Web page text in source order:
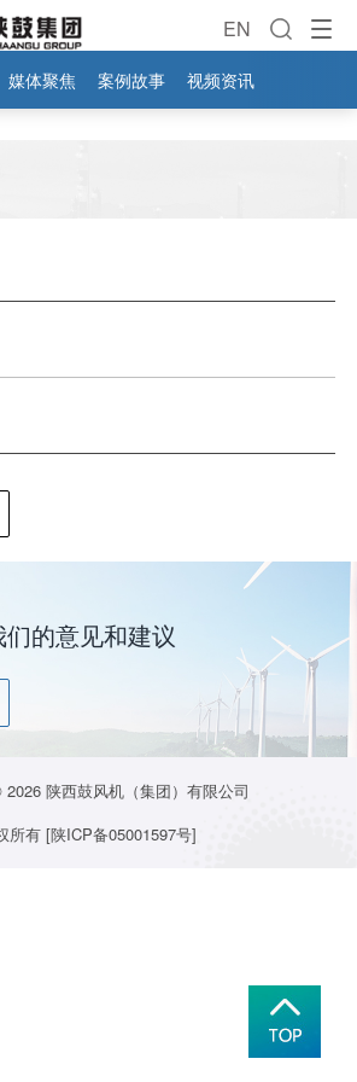
EN
媒体聚焦 案例故事 视频资讯
的意见和建议
2026 陕西鼓风机（集团）有限公司
所有 [陕ICP备05001597号]